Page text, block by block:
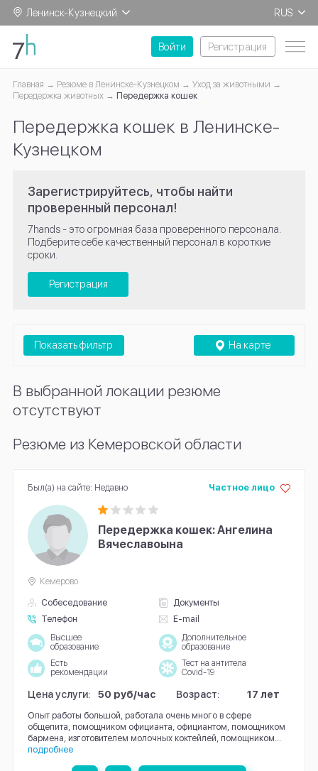
Ленинск-Кузнецкий
RUS
EN
Войти
Регистрация
Главная Резюме в Ленинске-Кузнецком
Уход за животными
Передержка животных
Передержка кошек
Передержка кошек в Ленинске-
Кузнецком
Зарегистрируйтесь, чтобы найти
проверенный персонал!
7hands - это огромная база проверенного персонала.
Подберите себе качественный персонал в короткие
сроки.
Регистрация
На карте
Показать фильтр
В выбранной локации резюме
отсутствуют
Резюме из Кемеровской области
Передержка кошек: Ангелина
Вячеславоына
Собеседование
Документы
Телефон
E-mail
Частное лицо
Кемерово
Высшее
образование
Дополнительное
образование
Есть
рекомендации
Тест на антитела
Covid-19
Цена услуги: 50 руб/час Возраст: 17 лет
Опыт работы большой, работала очень много в сфере
общепита, помощником официанта, официантом, помощником
бармена, изготовителем молочных коктейлей, помощником...
подробнее
Был(а) на сайте: Недавно